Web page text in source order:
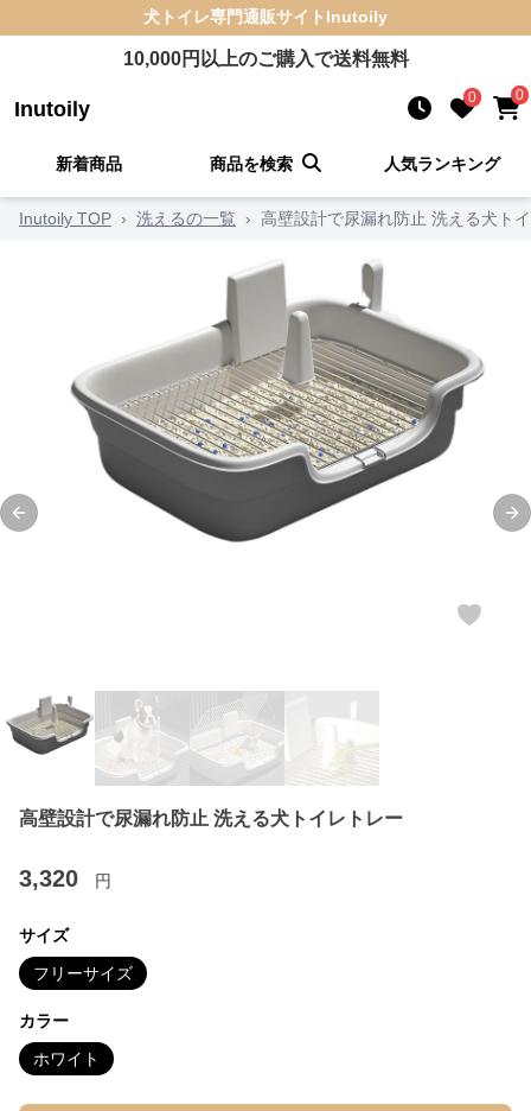
犬トイレ専門通販サイト Inutoily
10,000円以上のご購入で送料無料
Inutoily 0 0
新着商品 商品を検索 人気ランキング
Inutoily TOP › 洗えるの一覧 › 高壁設計で尿漏れ防止 洗える犬ト
Previous slide
高壁設計で尿漏れ防止 洗える犬トイレトレー
3,320 円
サイズ
フリーサイズ
カラー
ホワイト